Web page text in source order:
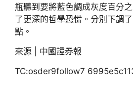
瓶聽到要將藍色調成灰度百分
了更深的哲學恐慌。分別下調
點。
來源 | 中國證券報
TC:osder9follow7